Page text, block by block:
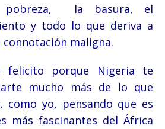
pobreza, la basura, el
y todo lo que deriva a
maligna.
porque Nigeria te
mucho más de lo que
como yo, pensando que es
más fascinantes del África